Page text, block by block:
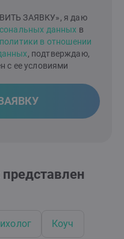
ЗАЯВКУ», я даю
данных в
политики в отношении
, подтверждаю,
с ее условиями
представлен
Коуч